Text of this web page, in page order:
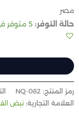
مصر
حالة التوفر: 5 متوفر في المخزون (يمكن الحجز بالطلب المسبق)
رمز المنتج: NQ-082
العلامة التجارية: نبض